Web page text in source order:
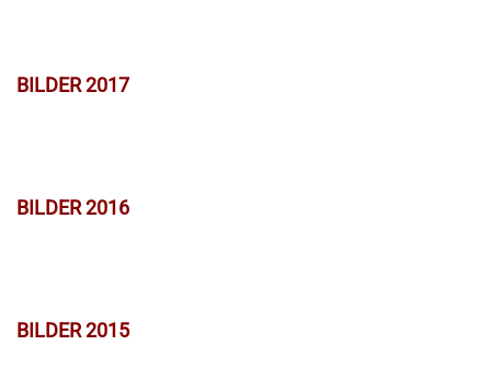
BILDER 2017
BILDER 2016
BILDER 2015